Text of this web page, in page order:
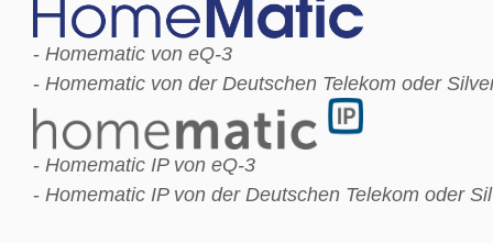
- Homematic von eQ-3
- Homematic von der Deutschen Telekom oder
- Homematic IP von eQ-3
- Homematic IP von der Deutschen Telekom oder